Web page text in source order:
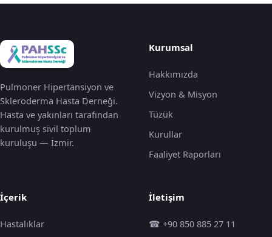
Pulmoner Hipertansiyon ve
Skleroderma Hasta Derneği.
Hasta ve yakınları tarafından
kurulmuş sivil toplum
kuruluşu — İzmir.
Kurumsal
Hakkımızda
Vizyon & Misyon
Tüzük
Kurullar
Faaliyet Raporları
İçerik
Hastalıklar
İletişim
☎ +90 850 885 27 11